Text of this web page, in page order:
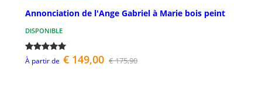
Annonciation de l'Ange Gabriel à Marie bois peint
DISPONIBLE
À partir de € 149,00 € 175,90